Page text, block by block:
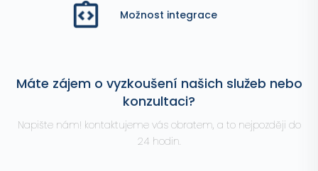
Možnost integrace
Máte zájem o vyzkoušení našich služeb nebo
konzultaci?
Napište nám! kontaktujeme vás obratem, a to nejpozději do
24 hodin.